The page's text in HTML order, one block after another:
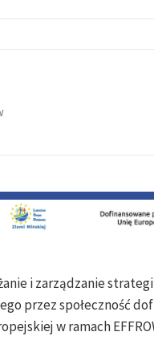
i zarządzanie
przez społeczność
w ramach